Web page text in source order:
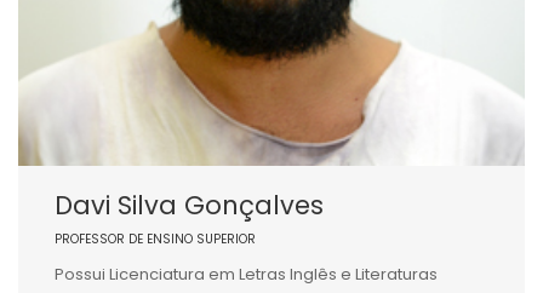
Davi Silva Gonçalves
PROFESSOR DE ENSINO SUPERIOR
Possui Licenciatura em Letras Inglês e Literaturas